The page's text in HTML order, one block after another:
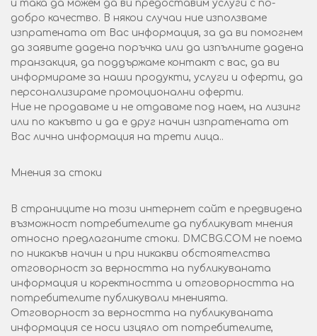
и така да можем да ви предоставим услуги с по-
добро качество. В някои случаи ние използваме
изпратената от Вас информация, за да ви помогнем
да заявите дадена поръчка или да изпълните дадена
транзакция, да поддържаме контакт с вас, да ви
информираме за наши продукти, услуги и оферти, да
персонализираме промоционални оферти.
Ние не продаваме и не отдаваме под наем, на лизинг
или по какъвто и да е друг начин изпратената от
Вас лична информация на трети лица..
Мнения за стоки
В страниците на този интернет сайт е предвидена
възможност потребителите да публикуват мнения
относно предлаганите стоки. DMCBG.COM не поема
по никакъв начин и при никакви обстоятелства
отговорност за верността на публикуваната
информация и коректността и отговорността на
потребителите публикували мненията.
Отговорност за верността на публикуваната
информация се носи изцяло от потребителите,